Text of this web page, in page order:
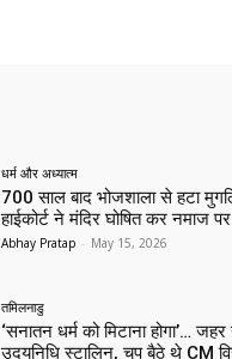
धर्म और अध्यात्म
700 साल बाद भोजशाला से हटा
हाईकोर्ट ने मंदिर घोषित कर नमाज
Abhay Pratap - May 15, 2026
तमिलनाडु
‘सनातन धर्म को मिटाना होगा’…
उदयनिधि स्टालिन, चुप बैठे थे CM